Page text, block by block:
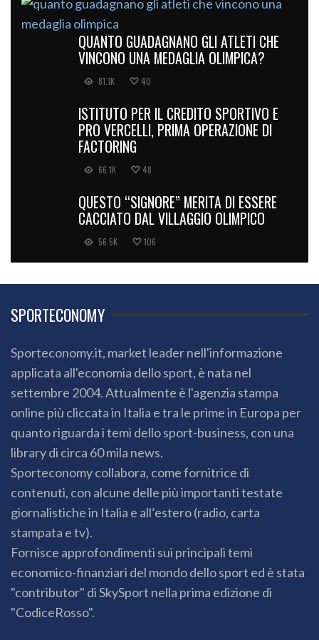
QUANTO GUADAGNANO GLI ATLETI CHE
VINCONO UNA MEDAGLIA OLIMPICA?
81.1K 40
ISTITUTO PER IL CREDITO SPORTIVO E
PRO VERCELLI, PRIMA OPERAZIONE DI
FACTORING
66.1K 48
QUESTO “SIGNORE” MERITA DI ESSERE
CACCIATO DAL VILLAGGIO OLIMPICO
56.5K 106
SPORTECONOMY
Sporteconomy.it, market leader nell'informazione
applicata all'economia dello sport, è nata nel
settembre 2004. Attualmente è l'agenzia stampa
online più cliccata in Italia e tra le prime in Europa per
quanto riguarda i temi dello sport-business, con una
library di circa 60 mila news.
Sporteconomy collabora, come fornitrice di
contenuti, con alcune delle più importanti testate
giornalistiche in Italia e all’estero (radio, carta
stampata e tv).
Fornisce approfondimenti sui principali temi
economico-finanziari del mondo dello sport ed è stata
"contributor" di SkySport nella prima edizione di
"CodiceRosso".